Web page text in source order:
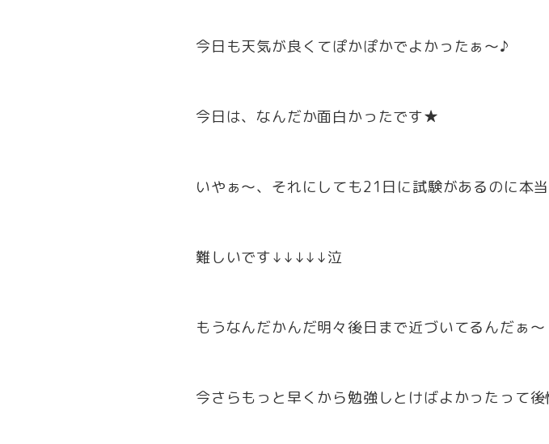
今日も天気が良くてぽかぽかでよかったぁ～♪
今日は、なんだか面白かったです★
いやぁ～、それにしても21日に試験があるのに本
難しいです↓↓↓↓↓泣
もうなんだかんだ明々後日まで近づいてるんだぁ～
今さらもっと早くから勉強しとけばよかったって後